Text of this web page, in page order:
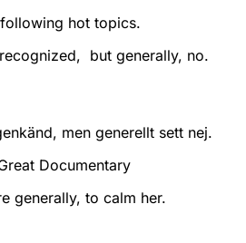
hot topics.
but generally, no.
men generellt sett nej.
Documentary
generally, to calm her.